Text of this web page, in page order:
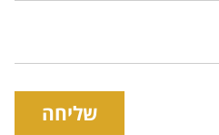
שליחה